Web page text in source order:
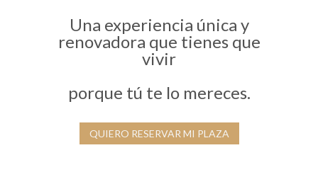
Una experiencia única y
renovadora que tienes que
vivir
porque tú te lo mereces.
QUIERO RESERVAR MI PLAZA